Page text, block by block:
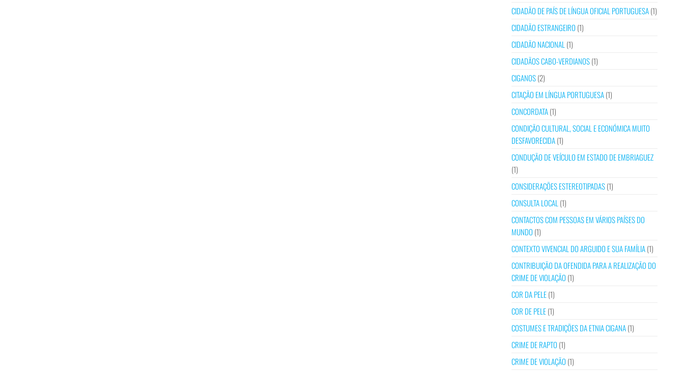
CIDADÃO DE PAÍS DE LÍNGUA OFICIAL PORTUGUESA(1)
CIDADÃO ESTRANGEIRO (1)
CIDADÃO NACIONAL (1)
CIDADÃOS CABO-VERDIANOS(1)
CIGANOS(2)
CITAÇÃO EM LÍNGUA PORTUGUESA(1)
CONCORDATA(1)
CONDIÇÃO CULTURAL, SOCIAL E ECONÓMICA MUITO
DESFAVORECIDA(1)
CONDUÇÃO DE VEÍCULO EM ESTADO DE EMBRIAGUEZ
(1)
CONSIDERAÇÕES ESTEREOTIPADAS(1)
CONSULTA LOCAL (1)
CONTACTOS COM PESSOAS EM VÁRIOS PAÍSES DO
MUNDO (1)
CONTEXTO VIVENCIAL DO ARGUIDO E SUA FAMÍLIA(1)
CONTRIBUIÇÃO DA OFENDIDA PARA A REALIZAÇÃO DO
CRIME DE VIOLAÇÃO (1)
COR DA PELE(1)
COR DE PELE(1)
COSTUMES E TRADIÇÕES DA ETNIA CIGANA(1)
CRIME DE RAPTO (1)
CRIME DE VIOLAÇÃO (1)